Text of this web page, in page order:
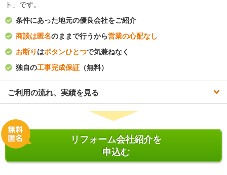
ト」です。
条件にあった地元の優良会社をご紹介
商談は匿名のままで行うから営業の心配なし
お断り はボタンひとつで気兼ねなく
独自の工事完成保証 （無料）
ご利用の流れ、実績を見る
リフォーム会社紹介を
申込む